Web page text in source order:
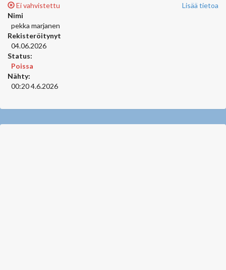
Lisää tietoa
Ei vahvistettu
Nimi
pekka marjanen
Rekisteröitynyt
04.06.2026
Status:
Poissa
Nähty:
00:20 4.6.2026